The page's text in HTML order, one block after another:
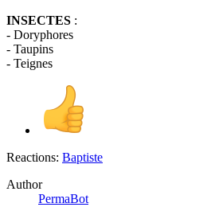
INSECTES :
- Doryphores
- Taupins
- Teignes
Reactions: Baptiste
Author
PermaBot